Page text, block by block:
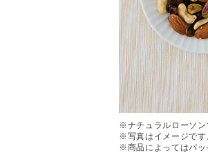
※ナチュラルローソン
※写真はイメージです
※商品によってはパッ